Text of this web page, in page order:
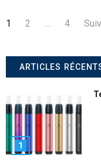
Navigation
articles
1 2 … 4
ARTICLES
1